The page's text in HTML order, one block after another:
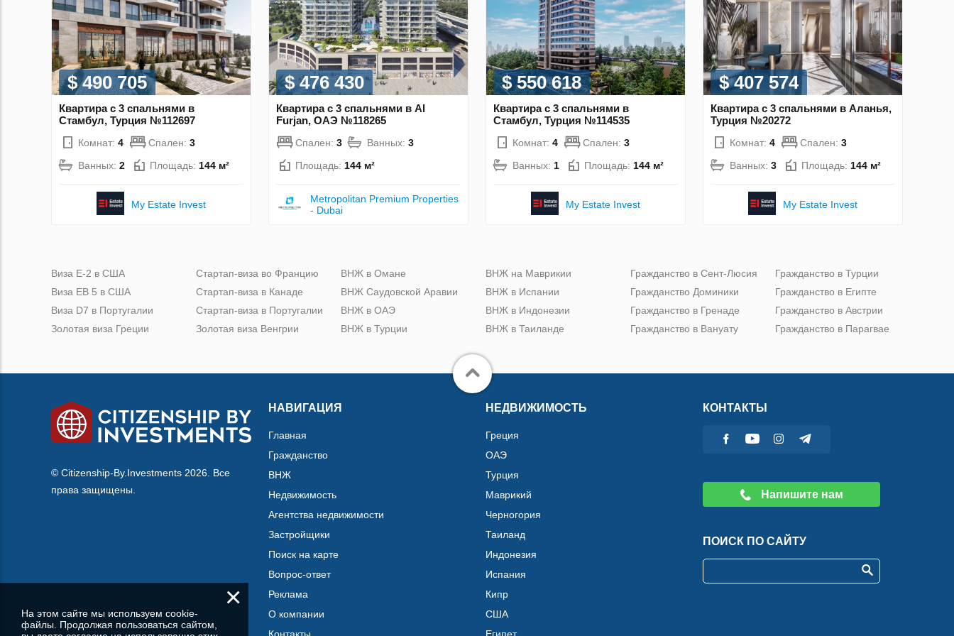
$ 490 705
Квартира с 3 спальнями в
Стамбул, Турция №112697
Комнат: 4 Спален: 3
Ванных: 2 Площадь: 144 м²
My Estate Invest
$ 476 430
Квартира с 3 спальнями в Al
Furjan, ОАЭ №118265
Спален: 3 Ванных: 3
Площадь: 144 м²
Metropolitan Premium Properties
- Dubai
$ 550 618
Квартира с 3 спальнями в
Стамбул, Турция №114535
Комнат: 4 Спален: 3
Ванных: 1 Площадь: 144 м²
My Estate Invest
$ 407 574
Квартира с 3 спальнями в Аланья,
Турция №20272
Комнат: 4 Спален: 3
Ванных: 3 Площадь: 144 м²
My Estate Invest
Виза Е-2 в США
Виза ЕВ 5 в США
Виза D7 в Португалии
Золотая виза Греции
Стартап-виза во Францию
Стартап-виза в Канаде
Стартап-виза в Португалии
Золотая виза Венгрии
ВНЖ в Омане
ВНЖ Саудовской Аравии
ВНЖ в ОАЭ
ВНЖ в Турции
ВНЖ на Маврикии
ВНЖ в Испании
ВНЖ в Индонезии
ВНЖ в Таиланде
Гражданство в Сент-Люсия
Гражданство Доминики
Гражданство в Гренаде
Гражданство в Вануату
Гражданство в Турции
Гражданство в Египте
Гражданство в Австрии
Гражданство в Парагвае
© Citizenship-By.Investments 2026. Все
права защищены.
НАВИГАЦИЯ
Главная
Гражданство
ВНЖ
Недвижимость
Агентства недвижимости
Застройщики
Поиск на карте
Вопрос-ответ
Реклама
О компании
Контакты
НЕДВИЖИМОСТЬ
Греция
ОАЭ
Турция
Маврикий
Черногория
Таиланд
Индонезия
Испания
Кипр
США
Египет
КОНТАКТЫ
Напишите нам
ПОИСК ПО САЙТУ
×
На этом сайте мы используем cookie-
файлы. Продолжая пользоваться сайтом,